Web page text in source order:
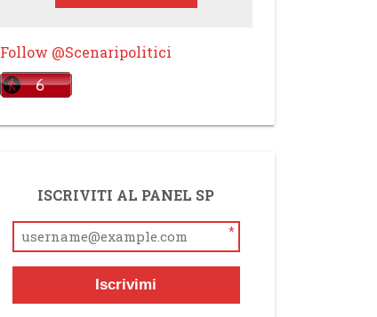
Follow @Scenaripolitici
ISCRIVITI AL PANEL SP
*
Iscrivimi